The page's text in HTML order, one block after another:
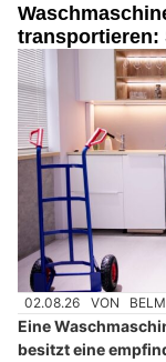
transportieren:
02.08.26 VON
Eine
besitzt eine